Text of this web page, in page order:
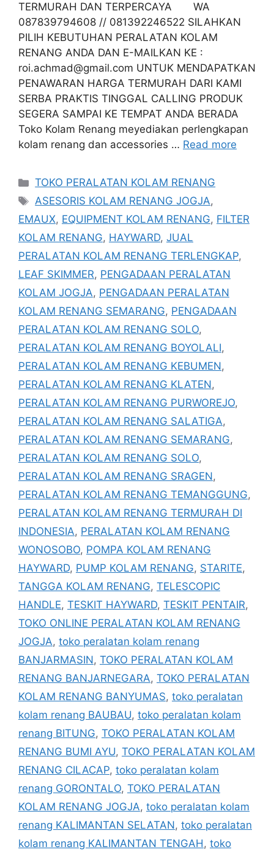
TERMURAH DAN TERPERCAYA WA
087839794608 // 081392246522 SILAHKAN
PILIH KEBUTUHAN PERALATAN KOLAM
RENANG ANDA DAN E-MAILKAN KE :
roi.achmad@gmail.com UNTUK MENDAPATKAN
PENAWARAN HARGA TERMURAH DARI KAMI
SERBA PRAKTIS TINGGAL CALLING PRODUK
SEGERA SAMPAI KE TEMPAT ANDA BERADA
Toko Kolam Renang meyediakan perlengkapan
kolam renang dan accessories … Read more
Categories
TOKO PERALATAN KOLAM RENANG
Tags
ASESORIS KOLAM RENANG JOGJA,
EMAUX, EQUIPMENT KOLAM RENANG, FILTER
KOLAM RENANG, HAYWARD, JUAL
PERALATAN KOLAM RENANG TERLENGKAP,
LEAF SKIMMER, PENGADAAN PERALATAN
KOLAM JOGJA, PENGADAAN PERALATAN
KOLAM RENANG SEMARANG, PENGADAAN
PERALATAN KOLAM RENANG SOLO,
PERALATAN KOLAM RENANG BOYOLALI,
PERALATAN KOLAM RENANG KEBUMEN,
PERALATAN KOLAM RENANG KLATEN,
PERALATAN KOLAM RENANG PURWOREJO,
PERALATAN KOLAM RENANG SALATIGA,
PERALATAN KOLAM RENANG SEMARANG,
PERALATAN KOLAM RENANG SOLO,
PERALATAN KOLAM RENANG SRAGEN,
PERALATAN KOLAM RENANG TEMANGGUNG,
PERALATAN KOLAM RENANG TERMURAH DI
INDONESIA, PERALATAN KOLAM RENANG
WONOSOBO, POMPA KOLAM RENANG
HAYWARD, PUMP KOLAM RENANG, STARITE,
TANGGA KOLAM RENANG, TELESCOPIC
HANDLE, TESKIT HAYWARD, TESKIT PENTAIR,
TOKO ONLINE PERALATAN KOLAM RENANG
JOGJA, toko peralatan kolam renang
BANJARMASIN, TOKO PERALATAN KOLAM
RENANG BANJARNEGARA, TOKO PERALATAN
KOLAM RENANG BANYUMAS, toko peralatan
kolam renang BAUBAU, toko peralatan kolam
renang BITUNG, TOKO PERALATAN KOLAM
RENANG BUMI AYU, TOKO PERALATAN KOLAM
RENANG CILACAP, toko peralatan kolam
renang GORONTALO, TOKO PERALATAN
KOLAM RENANG JOGJA, toko peralatan kolam
renang KALIMANTAN SELATAN, toko peralatan
kolam renang KALIMANTAN TENGAH, toko